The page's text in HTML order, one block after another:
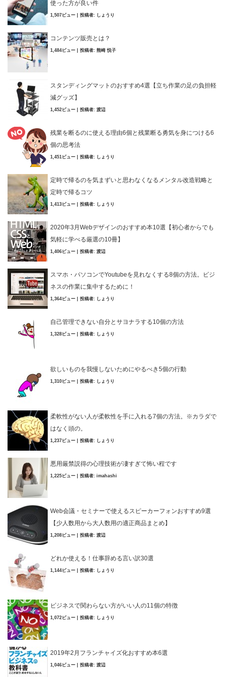
使った方が良い件
1,507ビュー 投稿者: しょうり
コンテンツ販売とは？
1,484ビュー 投稿者: 熊崎 悦子
スタンディングマットのおすすめ4選【立ち作業の足の負担軽
減グッズ】
1,452ビュー 投稿者: 渡辺
残業を断るのに使える理由6個と残業断る勇気を身につける6
個の思考法
1,451ビュー 投稿者: しょうり
定時で帰るのを気まずいと思わなくなるメンタル改造戦略と
定時で帰るコツ
1,413ビュー 投稿者: しょうり
2020年3月Webデザインのおすすめ本10選【初心者からでも
気軽に学べる厳選の10冊】
1,406ビュー 投稿者: 渡辺
スマホ・パソコンでYoutubeを見れなくする8個の方法。ビジ
ネスの作業に集中するために！
1,364ビュー 投稿者: しょうり
自己管理できない自分とサヨナラする10個の方法
1,328ビュー 投稿者: しょうり
欲しいものを我慢しないためにやるべき5個の行動
1,310ビュー 投稿者: しょうり
柔軟性がない人が柔軟性を手に入れる7個の方法。※カラダで
はなく頭の。
1,237ビュー 投稿者: しょうり
悪用厳禁説得の心理技術が凄すぎて怖い程です
1,225ビュー 投稿者: imahashi
Web会議・セミナーで使えるスピーカーフォンおすすめ9選
【少人数用から大人数用の適正商品まとめ】
1,208ビュー 投稿者: 渡辺
どれか使える！仕事辞める言い訳30選
1,144ビュー 投稿者: しょうり
ビジネスで関わらない方がいい人の11個の特徴
1,072ビュー 投稿者: しょうり
2019年2月フランチャイズ化おすすめ本6選
1,046ビュー 投稿者: 渡辺